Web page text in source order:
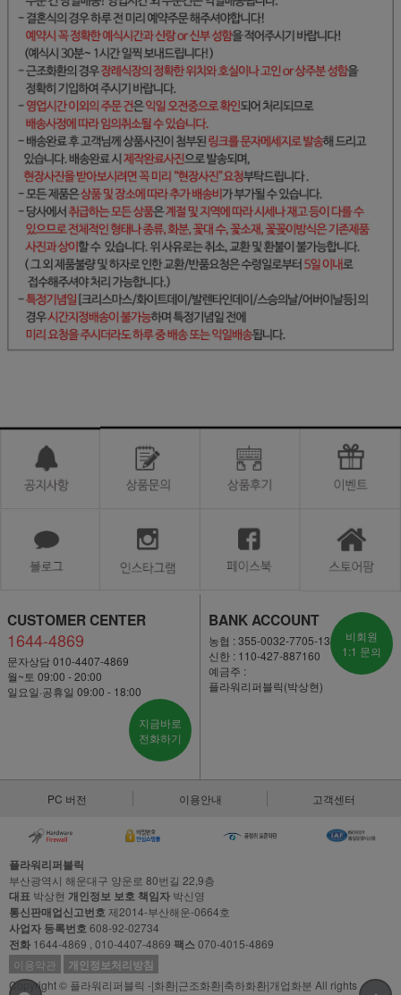
CUSTOMER CENTER
1644-4869
문자상담 010-4407-4869
월~토 09:00 - 20:00
일요일·공휴일 09:00 - 18:00
지금바로
전화하기
BANK ACCOUNT
농협 : 355-0032-7705-13
신한 : 110-427-887160
예금주 :
플라워리퍼블릭(박상현)
비회원
1:1 문의
PC 버전 이용안내 고객센터
플라워리퍼블릭
부산광역시 해운대구 양운로 80번길 22,9층
대표 박상현 개인정보 보호 책임자 박신영
통신판매업신고번호제2014-부산해운-0664호
사업자 등록번호608-92-02734
전화 1644-4869 , 010-4407-4869 팩스070-4015-4869
이용약관
개인정보처리방침
Copyright © 플라워리퍼블릭 -|화환|근조화환|축하화환|개업화분 All rights